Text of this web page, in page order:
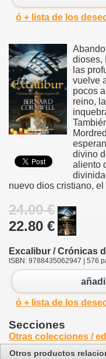
ó + lista de los
dioses,
las
vuelve
pocos
reino,
divino
aliento
nuevo dios cristiano,
24.00 €
22.80 €
Excalibur / Crónicas
ISBN: 9788435062947 | 576
ó + lista de los
Secciones
Otras colecciones /
Otros productos